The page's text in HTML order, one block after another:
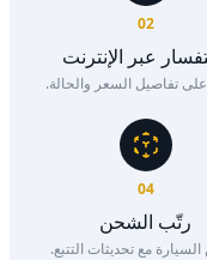
02
عبر الإنترنت
تفاصيل السعر والحالة.
04
رتّب الشحن
مع تحديثات التتبع.